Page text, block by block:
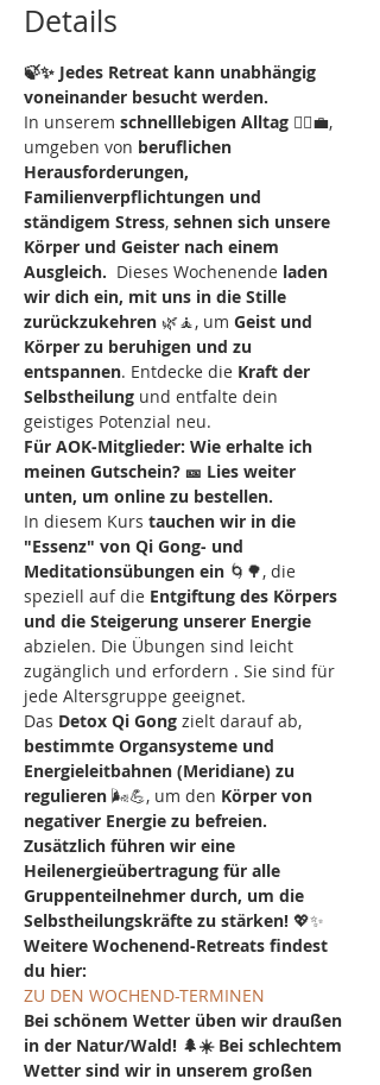
Details
🍃✨ Jedes Retreat kann unabhängig
voneinander besucht werden.
In unserem schnelllebigen Alltag 🏃‍♂️💼,
umgeben von beruflichen
Herausforderungen,
Familienverpflichtungen und
ständigem Stress, sehnen sich unsere
Körper und Geister nach einem
Ausgleich. Dieses Wochenende laden
wir dich ein, mit uns in die Stille
zurückzukehren 🌿🧘, um Geist und
Körper zu beruhigen und zu
entspannen. Entdecke die Kraft der
Selbstheilung und entfalte dein
geistiges Potenzial neu.
Für AOK-Mitglieder: Wie erhalte ich
meinen Gutschein? 🎫 Lies weiter
unten, um online zu bestellen.
In diesem Kurs tauchen wir in die
"Essenz" von Qi Gong- und
Meditationsübungen ein 🌀🌳, die
speziell auf die Entgiftung des Körpers
und die Steigerung unserer Energie
abzielen. Die Übungen sind leicht
zugänglich und erfordern . Sie sind für
jede Altersgruppe geeignet.
Das Detox Qi Gong zielt darauf ab,
bestimmte Organsysteme und
Energieleitbahnen (Meridiane) zu
regulieren 🌬️💪, um den Körper von
negativer Energie zu befreien.
Zusätzlich führen wir eine
Heilenergieübertragung für alle
Gruppenteilnehmer durch, um die
Selbstheilungskräfte zu stärken! 💖✨
Weitere Wochenend-Retreats findest
du hier:
ZU DEN WOCHEND-TERMINEN
Bei schönem Wetter üben wir draußen
in der Natur/Wald! 🌲☀️ Bei schlechtem
Wetter sind wir in unserem großen